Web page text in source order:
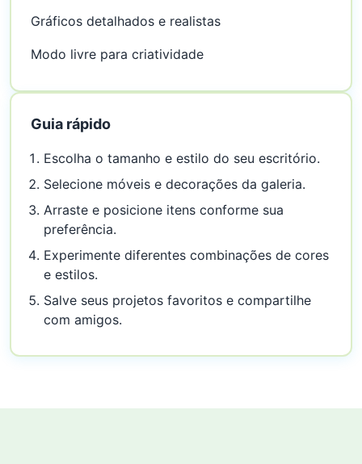
Gráficos detalhados e realistas
Modo livre para criatividade
Guia rápido
Escolha o tamanho e estilo do seu escritório.
Selecione móveis e decorações da galeria.
Arraste e posicione itens conforme sua
preferência.
Experimente diferentes combinações de cores
e estilos.
Salve seus projetos favoritos e compartilhe
com amigos.